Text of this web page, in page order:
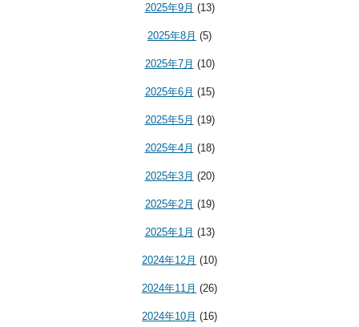
2025年9月 (13)
2025年8月 (5)
2025年7月 (10)
2025年6月 (15)
2025年5月 (19)
2025年4月 (18)
2025年3月 (20)
2025年2月 (19)
2025年1月 (13)
2024年12月 (10)
2024年11月 (26)
2024年10月 (16)